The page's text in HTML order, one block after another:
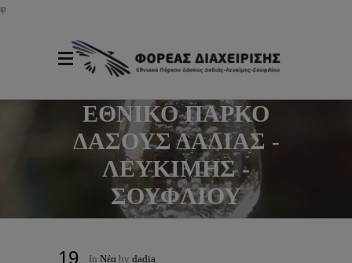
φ
ΕΘΝΙΚΟ ΠΑΡΚΟ
ΔΑΣΟΥΣ ΔΑΔΙΑΣ -
ΛΕΥΚΙΜΗΣ -
ΣΟΥΦΛΙΟΥ
19 In Νέα by dadia